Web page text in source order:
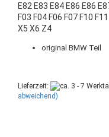
E82 E83 E84 E86 E86
F03 F04 F06 F07 F10
X5 X6 Z4
original BMW Teil
Lieferzeit:
abweichend)